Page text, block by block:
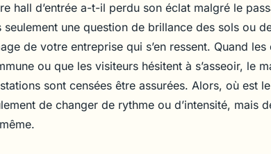
hall d’entrée a-t-il perdu son éclat malgré le
seulement une question de brillance des sols ou
de votre entreprise qui s’en ressent. Quand
ou que les visiteurs hésitent à s’asseoir, le
sont censées être assurées. Alors, où est
de changer de rythme ou d’intensité, mais